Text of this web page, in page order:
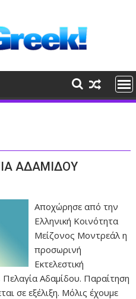
ΑΔΑΜΙΔΟΥ
Αποχώρησε από την
Ελληνική Κοινότητα
Μείζονος Μοντρεάλ η
προσωρινή
Εκτελεστική
Αδαμίδου. Παραίτηση
σε εξέλιξη. Μόλις έχουμε